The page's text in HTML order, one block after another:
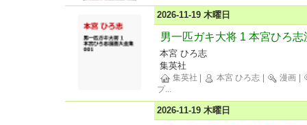
2026-11-19 木曜日
男一匹ガキ大将 1 本宮ひろ
本宮 ひろ志
集英社
集英社 本宮 ひろ志 漫画
プ...
2026-11-19 木曜日